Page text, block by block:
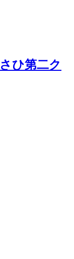
ひ第二ク